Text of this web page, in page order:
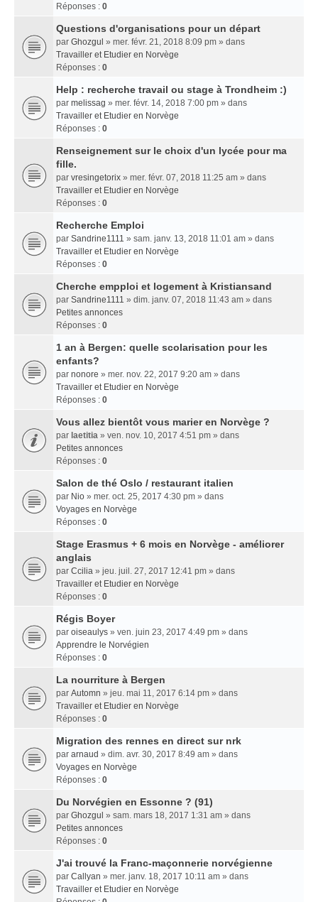
Réponses : 0
Questions d'organisations pour un départ
par Ghozgul » mer. févr. 21, 2018 8:09 pm » dans
Travailler et Etudier en Norvège
Réponses : 0
Help : recherche travail ou stage à Trondheim :)
par melissag » mer. févr. 14, 2018 7:00 pm » dans
Travailler et Etudier en Norvège
Réponses : 0
Renseignement sur le choix d'un lycée pour ma
fille.
par vresingetorix » mer. févr. 07, 2018 11:25 am » dans
Travailler et Etudier en Norvège
Réponses : 0
Recherche Emploi
par Sandrine1111 » sam. janv. 13, 2018 11:01 am » dans
Travailler et Etudier en Norvège
Réponses : 0
Cherche empploi et logement à Kristiansand
par Sandrine1111 » dim. janv. 07, 2018 11:43 am » dans
Petites annonces
Réponses : 0
1 an à Bergen: quelle scolarisation pour les
enfants?
par nonore » mer. nov. 22, 2017 9:20 am » dans
Travailler et Etudier en Norvège
Réponses : 0
Vous allez bientôt vous marier en Norvège ?
par laetitia » ven. nov. 10, 2017 4:51 pm » dans
Petites annonces
Réponses : 0
Salon de thé Oslo / restaurant italien
par Nio » mer. oct. 25, 2017 4:30 pm » dans
Voyages en Norvège
Réponses : 0
Stage Erasmus + 6 mois en Norvège - améliorer
anglais
par Ccilia » jeu. juil. 27, 2017 12:41 pm » dans
Travailler et Etudier en Norvège
Réponses : 0
Régis Boyer
par oiseaulys » ven. juin 23, 2017 4:49 pm » dans
Apprendre le Norvégien
Réponses : 0
La nourriture à Bergen
par Automn » jeu. mai 11, 2017 6:14 pm » dans
Travailler et Etudier en Norvège
Réponses : 0
Migration des rennes en direct sur nrk
par arnaud » dim. avr. 30, 2017 8:49 am » dans
Voyages en Norvège
Réponses : 0
Du Norvégien en Essonne ? (91)
par Ghozgul » sam. mars 18, 2017 1:31 am » dans
Petites annonces
Réponses : 0
J'ai trouvé la Franc-maçonnerie norvégienne
par Callyan » mer. janv. 18, 2017 10:11 am » dans
Travailler et Etudier en Norvège